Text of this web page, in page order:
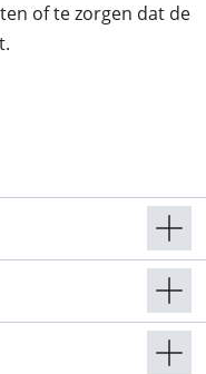
of te zorgen dat de